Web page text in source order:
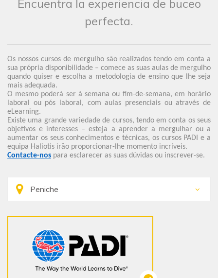
Encuentra la experiencia de buceo
perfecta.
Os nossos cursos de mergulho são realizados tendo em conta a
sua própria disponibilidade – comece as suas aulas de mergulho
quando quiser e escolha a metodologia de ensino que lhe seja
mais adequada.
O mesmo poderá ser à semana ou fim-de-semana, em horário
laboral ou pós laboral, com aulas presenciais ou através de
eLearning.
Existe uma grande variedade de cursos, tendo em conta os seus
objetivos e interesses – esteja a aprender a mergulhar ou a
aumentar os seus conhecimentos e técnicas, os cursos PADI e a
equipa Haliotis irão proporcionar-lhe momento incríveis.
Contacte-nos para esclarecer as suas dúvidas ou inscrever-se.